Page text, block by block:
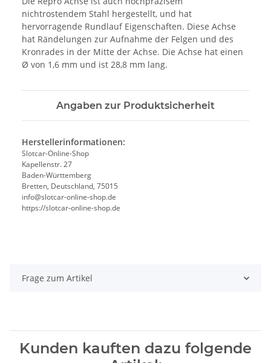
nichtrostendem Stahl hergestellt, und hat
hervorragende Rundlauf Eigenschaften. Diese Achse
hat Rändelungen zur Aufnahme der Felgen und des
Kronrades in der Mitte der Achse. Die Achse hat einen
Ø von 1,6 mm und ist 28,8 mm lang.
Angaben zur Produktsicherheit
Herstellerinformationen:
Slotcar-Online-Shop
Kapellenstr. 27
Baden-Württemberg
Bretten, Deutschland, 75015
info@slotcar-online-shop.de
https://slotcar-online-shop.de
Frage zum Artikel
Kunden kauften dazu folgende